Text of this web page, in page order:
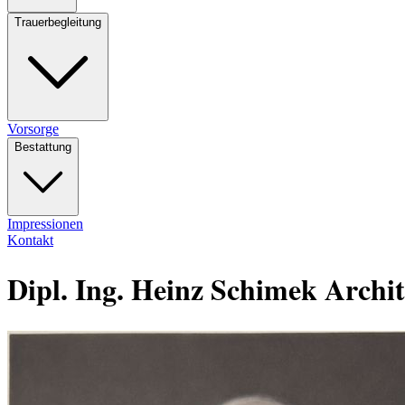
Trauerbegleitung
Vorsorge
Bestattung
Impressionen
Kontakt
Dipl. Ing. Heinz Schimek